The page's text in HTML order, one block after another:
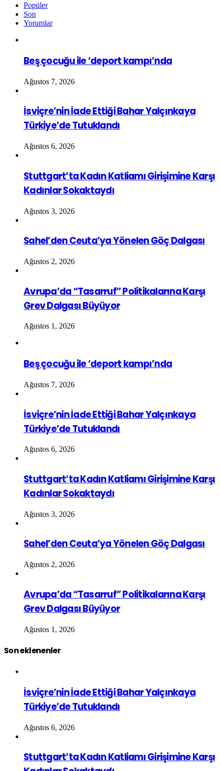
Popüler
Son
Yorumlar
Beş çocuğu ile ‘deport kampı’nda
Ağustos 7, 2026
İsviçre’nin İade Ettiği Bahar Yalçınkaya
Türkiye’de Tutuklandı
Ağustos 6, 2026
Stuttgart’ta Kadın Katliamı Girişimine Karşı
Kadınlar Sokaktaydı
Ağustos 3, 2026
Sahel’den Ceuta’ya Yönelen Göç Dalgası
Ağustos 2, 2026
Avrupa’da “Tasarruf” Politikalarına Karşı
Grev Dalgası Büyüyor
Ağustos 1, 2026
Beş çocuğu ile ‘deport kampı’nda
Ağustos 7, 2026
İsviçre’nin İade Ettiği Bahar Yalçınkaya
Türkiye’de Tutuklandı
Ağustos 6, 2026
Stuttgart’ta Kadın Katliamı Girişimine Karşı
Kadınlar Sokaktaydı
Ağustos 3, 2026
Sahel’den Ceuta’ya Yönelen Göç Dalgası
Ağustos 2, 2026
Avrupa’da “Tasarruf” Politikalarına Karşı
Grev Dalgası Büyüyor
Ağustos 1, 2026
Son eklenenler
İsviçre’nin İade Ettiği Bahar Yalçınkaya
Türkiye’de Tutuklandı
Ağustos 6, 2026
Stuttgart’ta Kadın Katliamı Girişimine Karşı